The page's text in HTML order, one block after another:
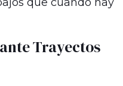
Trayectos